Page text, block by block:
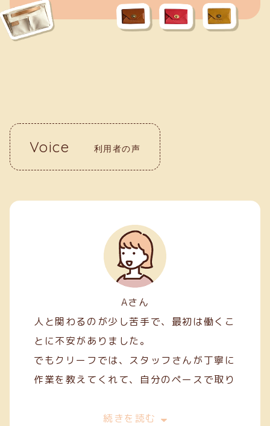
Voice 利用者の声
Aさん
人と関わるのが少し苦手で、最初は働くこ
とに不安がありました。
でもクリーフでは、スタッフさんが丁寧に
作業を教えてくれて、自分のペースで取り
最初は両面テープ貼りや裁縫などの簡単な
続きを読む